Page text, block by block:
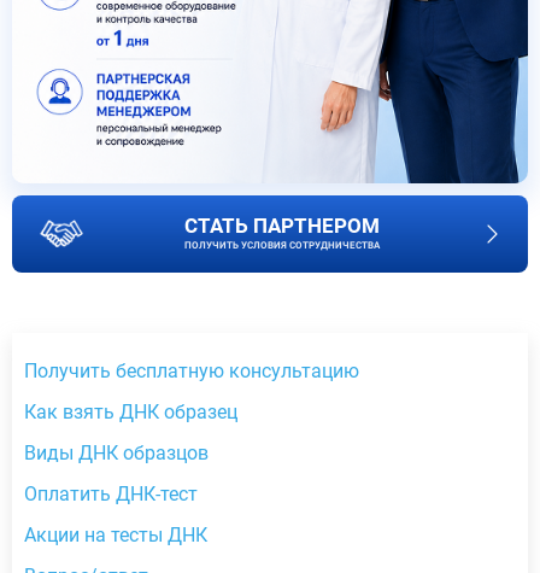
СТАТЬ ПАРТНЕРОМ
ПОЛУЧИТЬ УСЛОВИЯ СОТРУДНИЧЕСТВА
Получить бесплатную консультацию
Как взять ДНК образец
Виды ДНК образцов
Оплатить ДНК-тест
Акции на тесты ДНК